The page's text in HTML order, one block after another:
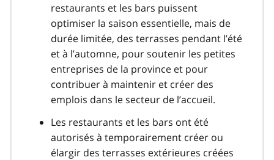
restaurants et les bars puissent
optimiser la saison essentielle, mais de
durée limitée, des terrasses pendant l’été
et à l’automne, pour soutenir les petites
entreprises de la province et pour
contribuer à maintenir et créer des
emplois dans le secteur de l’accueil.
Les restaurants et les bars ont été
autorisés à temporairement créer ou
élargir des terrasses extérieures créées